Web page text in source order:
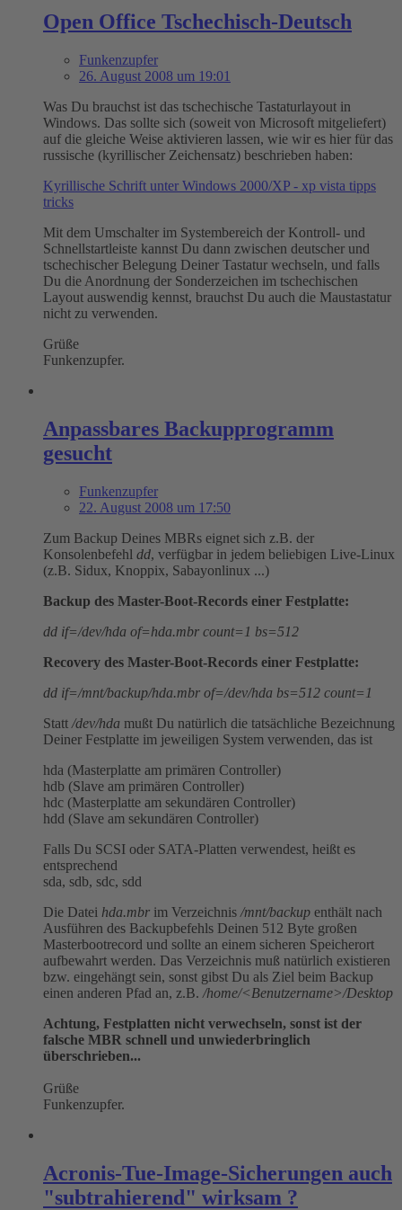
Open Office Tschechisch-Deutsch
Funkenzupfer
26. August 2008 um 19:01
Was Du brauchst ist das tschechische Tastaturlayout in
Windows. Das sollte sich (soweit von Microsoft mitgeliefert)
auf die gleiche Weise aktivieren lassen, wie wir es hier für das
russische (kyrillischer Zeichensatz) beschrieben haben:
Kyrillische Schrift unter Windows 2000/XP - xp vista tipps
tricks
Mit dem Umschalter im Systembereich der Kontroll- und
Schnellstartleiste kannst Du dann zwischen deutscher und
tschechischer Belegung Deiner Tastatur wechseln, und falls
Du die Anordnung der Sonderzeichen im tschechischen
Layout auswendig kennst, brauchst Du auch die Maustastatur
nicht zu verwenden.
Grüße
Funkenzupfer.
Anpassbares Backupprogramm
gesucht
Funkenzupfer
22. August 2008 um 17:50
Zum Backup Deines MBRs eignet sich z.B. der
Konsolenbefehl dd, verfügbar in jedem beliebigen Live-Linux
(z.B. Sidux, Knoppix, Sabayonlinux ...)
Backup des Master-Boot-Records einer Festplatte:
dd if=/dev/hda of=hda.mbr count=1 bs=512
Recovery des Master-Boot-Records einer Festplatte:
dd if=/mnt/backup/hda.mbr of=/dev/hda bs=512 count=1
Statt /dev/hda mußt Du natürlich die tatsächliche Bezeichnung
Deiner Festplatte im jeweiligen System verwenden, das ist
hda (Masterplatte am primären Controller)
hdb (Slave am primären Controller)
hdc (Masterplatte am sekundären Controller)
hdd (Slave am sekundären Controller)
Falls Du SCSI oder SATA-Platten verwendest, heißt es
entsprechend
sda, sdb, sdc, sdd
Die Datei hda.mbr im Verzeichnis /mnt/backup enthält nach
Ausführen des Backupbefehls Deinen 512 Byte großen
Masterbootrecord und sollte an einem sicheren Speicherort
aufbewahrt werden. Das Verzeichnis muß natürlich existieren
bzw. eingehängt sein, sonst gibst Du als Ziel beim Backup
einen anderen Pfad an, z.B. /home/<Benutzername>/Desktop
Achtung, Festplatten nicht verwechseln, sonst ist der
falsche MBR schnell und unwiederbringlich
überschrieben...
Grüße
Funkenzupfer.
Acronis-Tue-Image-Sicherungen auch
"subtrahierend" wirksam ?